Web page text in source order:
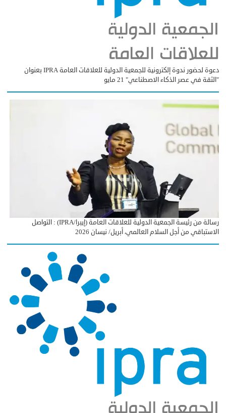
دعوة لحضور ندوة إلكترونية للجمعية الدولية للعلاقات العامة IPRA بعنوان
"الثقة في عصر الذكاء الاصطناعي" 21 مايو
رسالة من رئيسة الجمعية الدولية للعلاقات العامة (إيبرا/IPRA) : التواصل
الاستباقي من أجل السلام العالمي، أبريل/ نيسان 2026